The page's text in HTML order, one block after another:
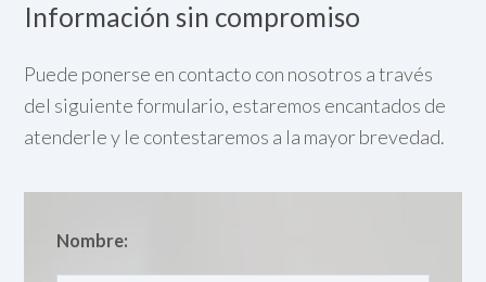
Información sin compromiso
Puede ponerse en contacto con nosotros a través
del siguiente formulario, estaremos encantados de
atenderle y le contestaremos a la mayor brevedad.
Nombre: